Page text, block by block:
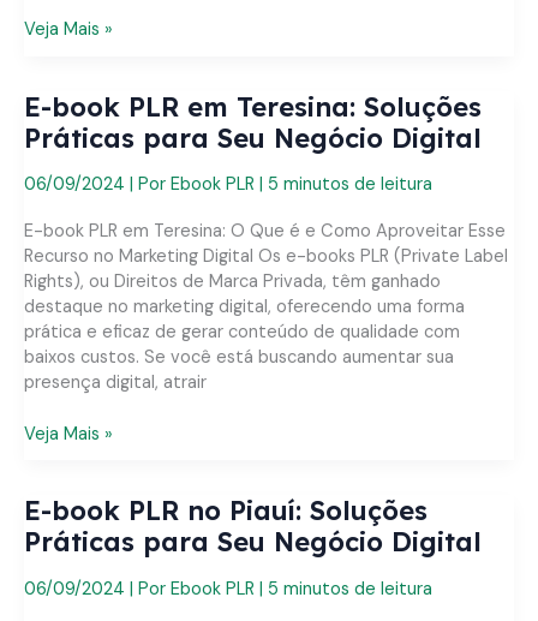
E-
no
Rio
Grande
do
Soluções
Práticas
para
Seu
Negócio
Digital
Veja Mais »
E-book PLR em Teresina: Soluções
Práticas para Seu Negócio Digital
06/09/2024 | Por Ebook PLR 5 minutos de leitura
E-book PLR em Teresina: O Que é e Como Aproveitar Esse
Recurso no Marketing Digital Os e-books PLR (Private Label
Rights), ou Direitos de Marca Privada, têm ganhado
destaque no marketing digital, oferecendo uma forma
prática e eficaz de gerar conteúdo de qualidade com
baixos custos. Se você está buscando aumentar sua
presença digital, atrair
E-
em
Teresina:
Soluções
Práticas
Veja Mais »
E-book PLR no Piauí: Soluções
Práticas para Seu Negócio Digital
06/09/2024 | Por Ebook PLR | 5 minutos de leitura